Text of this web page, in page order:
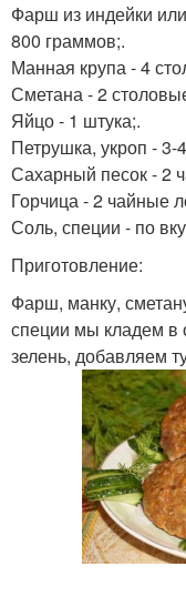
Фарш из индейки
800 граммов;.
Манная крупа - 4
Сметана - 2
Яйцо - 1 штука;.
Петрушка, укроп - 3-
Сахарный песок - 2
Горчица - 2 чайные
Соль, специи - по
Приготовление:
Фарш, манку,
специи мы кладем в
зелень, добавляем